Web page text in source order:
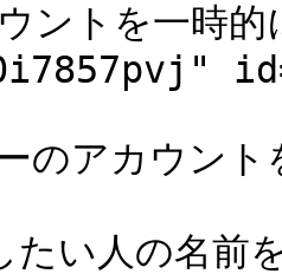
ントを一時
のアカウント
い人の名前